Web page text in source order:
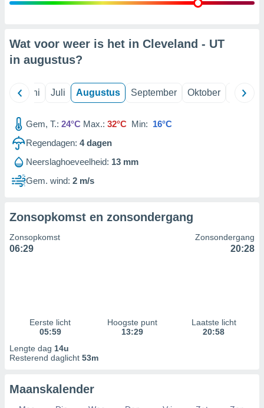
Wat voor weer is het in Cleveland - UT
in augustus?
Juni Juli Augustus September Oktober
Gem, T.: 24°C Max.: 32°C Min: 16°C
Regendagen: 4dagen
Neerslaghoeveelheid: 13 mm
Gem. wind: 2 m/s
Zonsopkomst en zonsondergang
Zonsopkomst
06:29
Zonsondergang
20:28
Eerste licht
05:59
Hoogste punt
13:29
Laatste licht
20:58
Lengte dag 14u
Resterend daglicht 53m
Maanskalender